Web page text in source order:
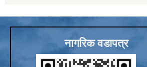
नागरिक वडापत्र